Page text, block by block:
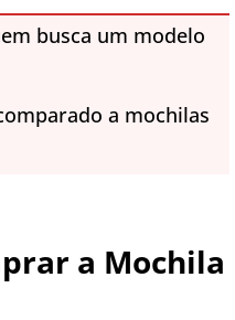
busca um modelo
a mochilas
a Mochila